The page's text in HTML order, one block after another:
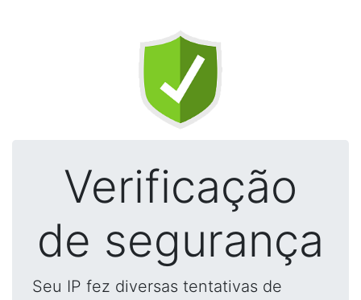
Verificação
de segurança
Seu IP fez diversas tentativas de